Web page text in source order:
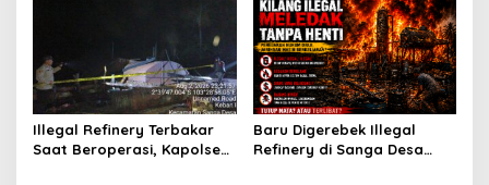
p
o
s
Illegal Refinery Terbakar
Saat Beroperasi, Kapolsek
Baru Digerebek Illegal
Refinery di Sanga Desa